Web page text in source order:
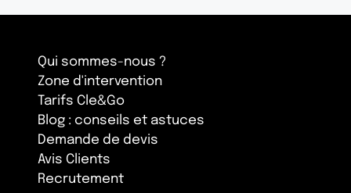
Qui sommes-nous ?
Zone d'intervention
Tarifs Cle&Go
Blog : conseils et astuces
Demande de devis
Avis Clients
Recrutement